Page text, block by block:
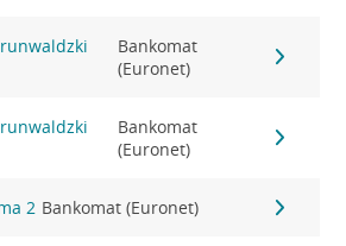
Bankomat
(Euronet)
Bankomat
(Euronet)
2 Bankomat (Euronet)